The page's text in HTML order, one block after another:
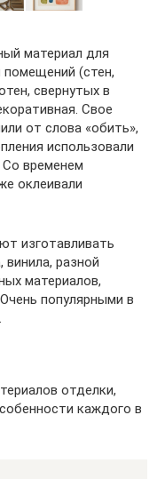
материал для
помещений (стен,
свернутых в
Свое
от слова «обить»,
использовали
временем
оклеивали
изготавливать
винила, разной
материалов,
популярными в
отделки,
каждого в